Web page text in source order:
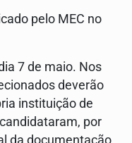
pelo MEC no
7 de maio. Nos
deverão
instituição de
por